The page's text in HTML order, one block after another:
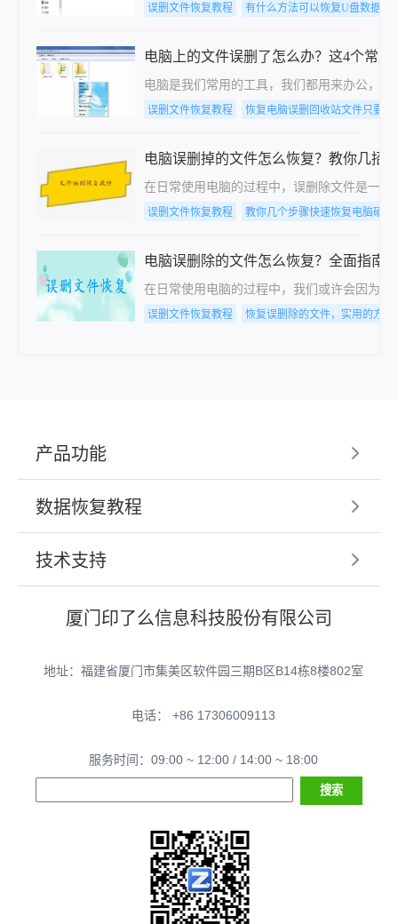
误删文件恢复教程 有什么方法可以恢复U盘数据，
电脑上的文件误删了怎么办？这4个常用
电脑是我们常用的工具，我们都用来办公，
误删文件恢复教程 恢复电脑误删回收站文件只要这
电脑误删掉的文件怎么恢复？教你几招
在日常使用电脑的过程中，误删除文件是一
误删文件恢复教程 教你几个步骤快速恢复电脑硬盘
电脑误删除的文件怎么恢复？全面指南
在日常使用电脑的过程中，我们或许会因为
误删文件恢复教程 恢复误删除的文件，实用的方法
产品功能
数据恢复教程
技术支持
厦门印了么信息科技股份有限公司
地址：福建省厦门市集美区软件园三期B区B14栋8楼802室
电话： +86 17306009113
服务时间：09:00 ~ 12:00 / 14:00 ~ 18:00